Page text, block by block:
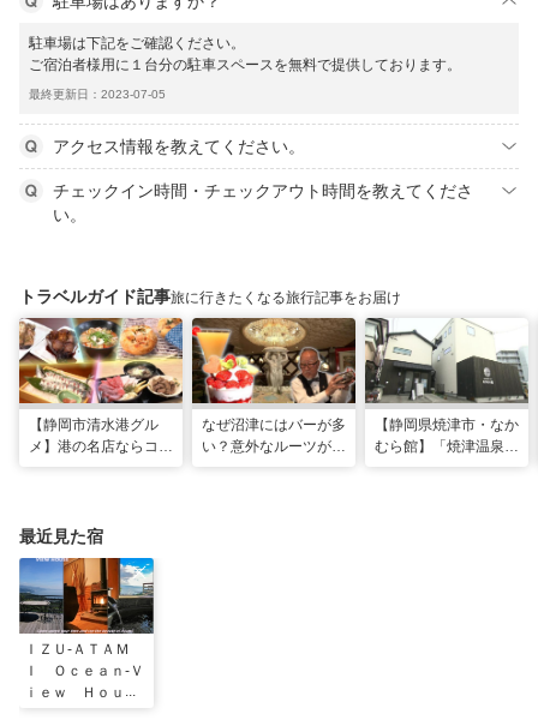
駐車場は下記をご確認ください。
ご宿泊者様用に１台分の駐車スペースを無料で提供しております。
最終更新日：2023-07-05
アクセス情報を教えてください。
チェックイン時間・チェックアウト時間を教えてくださ
い。
トラベルガイド記事旅に行きたくなる旅行記事をお届け
【静岡市清水港グル
メ】港の名店ならコ
なぜ沼津にはバーが多
い？意外なルーツがわ
【静岡県焼津市・なか
むら館】「焼津温泉」
最近見た宿
ＩＺＵ‐ＡＴＡＭ
Ｉ Ｏｃｅａｎ‐Ｖ
ｉｅｗ Ｈｏｕｓ